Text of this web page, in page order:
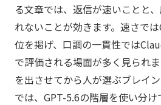
る文章では、返信が速いことと
れないことが効きます。速さで
位を掲げ、口調の一貫性では
で評価される場面が多く見られ
を出させてから人が選ぶブレイ
では、GPT-5.6の階層を使い分